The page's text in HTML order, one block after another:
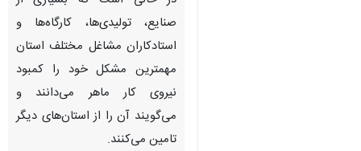
صنایع، تولیدی‌ها، کارگاه‌ها و
استادکاران مشاغل مختلف استان
مهمترین مشکل خود را کمبود
نیروی کار ماهر می‌دانند و
می‌گویند آن را از استان‌های دیگر
تامین می‌کنند.